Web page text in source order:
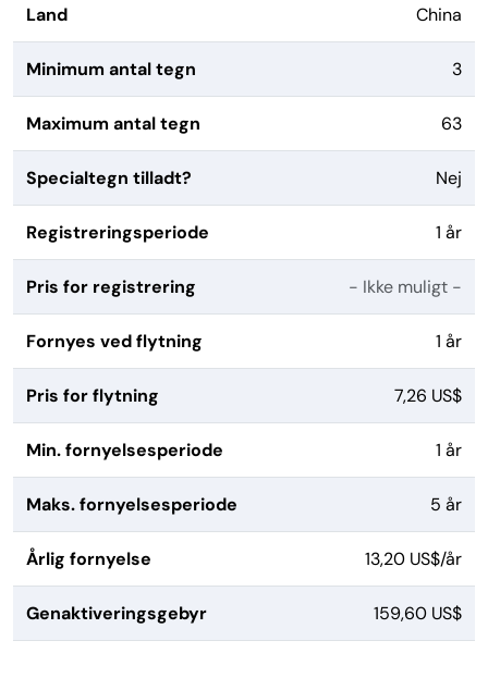
Land China
Minimum antal tegn 3
Maximum antal tegn 63
Specialtegn tilladt? Nej
Registreringsperiode 1 år
Pris for registrering - Ikke muligt -
Fornyes ved flytning 1 år
Pris for flytning 7,26 US$
Min. fornyelsesperiode 1 år
Maks. fornyelsesperiode 5 år
Årlig fornyelse 13,20 US$/år
Genaktiveringsgebyr 159,60 US$